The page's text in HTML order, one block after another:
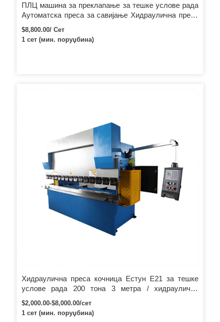
ПЛЦ машина за преклапање за тешке услове рада
Аутоматска преса за савијање Хидраулична преса
кочница
$8,800.00/ Сет
1 сет (мин. поруџбина)
Хидраулична преса кочница Естун Е21 за тешке
услове рада 200 тона 3 метра / хидраулична
машина за склапање челика 160 тона 4 метра / цнц
хидраулични савијач
$2,000.00-$8,000.00/сет
1 сет (мин. поруџбина)